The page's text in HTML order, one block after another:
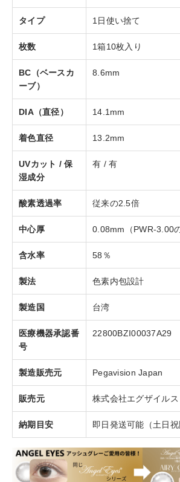
タイプ 1日使い捨て
枚数 1箱10枚入り
BC（ベースカ
ーブ）
8.6mm
DIA（直径） 14.1mm
着色直径 13.2mm
UVカット / 保
湿成分
有 / 有
酸素透過率 従来の2.5倍
中心厚 0.08mm（PWR-3.00
含水率 58％
製法 色素内包設計
製造国 台湾
医療機器承認番
号
22800BZI00037A29
製造販売元 Pegavision Japan
販売元 株式会社エグザイルス
納期目安 即日発送可能（土日祝